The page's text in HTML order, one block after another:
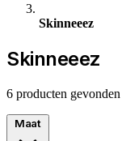
Skinneeez
Skinneeez
6 producten gevonden
Maat